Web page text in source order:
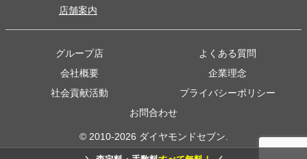
店舗案内
グループ店
よくある質問
会社概要
企業理念
社会貢献活動
プライバシーポリシー
お問合わせ
© 2010-2026 ダイヤモンドセブン.